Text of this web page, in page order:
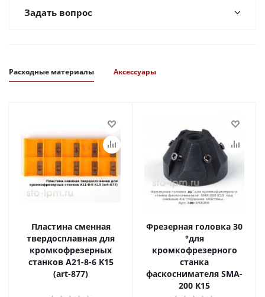
Задать вопрос
Расходные материалы Аксессуары
Пластина сменная
твердосплавная для
кромкофрезерных
станков A21-8-6 K15
(art-877)
Фрезерная головка 30
°для
кромкофрезерного
станка
фаскоснимателя SMA-
200 K15